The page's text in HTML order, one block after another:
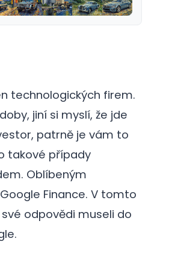
technologických firem.
jiní si myslí, že jde
patrně je vám to
takové případy
Oblíbeným
Finance. V tomto
odpovědi museli do